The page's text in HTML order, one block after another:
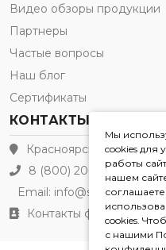
Мы
cookies для
работы
нашем
cookies.
с нашими
Видео обзоры продукции
Партнеры
Частые вопросы
Наш блог
Сертификаты
КОНТАКТЫ
Красноярск
8 (800) 200-21-91
Email: info@sleepkaif.ru
Контакты филиалов